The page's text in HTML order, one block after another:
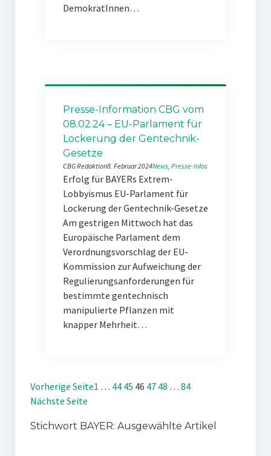
DemokratInnen…
Presse-Information CBG vom
08.02.24 – EU-Parlament für
Lockerung der Gentechnik-
Gesetze
CBG Redaktion8. Februar 2024News, Presse-Infos
Erfolg für BAYERs Extrem-
Lobbyismus EU-Parlament für
Lockerung der Gentechnik-Gesetze
Am gestrigen Mittwoch hat das
Europäische Parlament dem
Verordnungsvorschlag der EU-
Kommission zur Aufweichung der
Regulierungsanforderungen für
bestimmte gentechnisch
manipulierte Pflanzen mit
knapper Mehrheit…
Vorherige Seite1 … 44 45 46 47 48 … 84
Nächste Seite
Stichwort BAYER: Ausgewählte Artikel